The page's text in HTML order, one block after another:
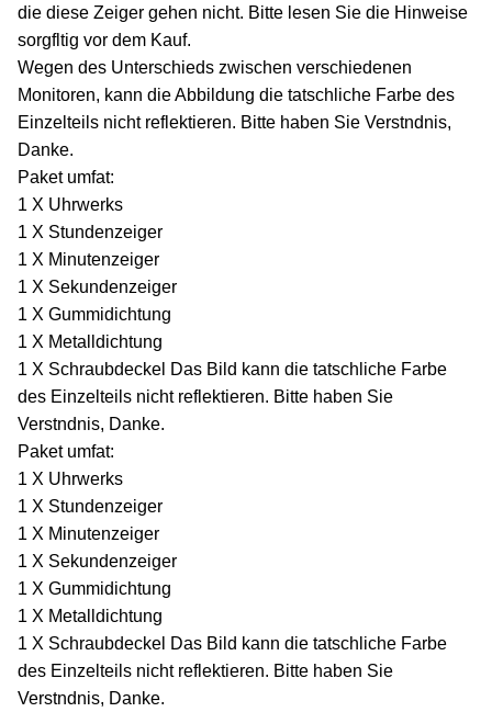
die diese Zeiger gehen nicht. Bitte lesen Sie die Hinweise
sorgfltig vor dem Kauf.
Wegen des Unterschieds zwischen verschiedenen
Monitoren, kann die Abbildung die tatschliche Farbe des
Einzelteils nicht reflektieren. Bitte haben Sie Verstndnis,
Danke.
Paket umfat:
1 X Uhrwerks
1 X Stundenzeiger
1 X Minutenzeiger
1 X Sekundenzeiger
1 X Gummidichtung
1 X Metalldichtung
1 X Schraubdeckel Das Bild kann die tatschliche Farbe
des Einzelteils nicht reflektieren. Bitte haben Sie
Verstndnis, Danke.
Paket umfat:
1 X Uhrwerks
1 X Stundenzeiger
1 X Minutenzeiger
1 X Sekundenzeiger
1 X Gummidichtung
1 X Metalldichtung
1 X Schraubdeckel Das Bild kann die tatschliche Farbe
des Einzelteils nicht reflektieren. Bitte haben Sie
Verstndnis, Danke.